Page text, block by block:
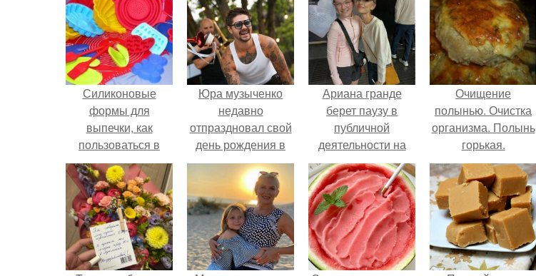
Силиконовые
формы для
выпечки, как
пользоваться в
духовке. 9 правил
использования
силиконовых
формам для
выпечки.
Юра музыченко
недавно
отпраздновал свой
день рождения в
кругу самых
близких и родных
людей.
Ариана гранде
берет паузу в
публичной
деятельности на
фоне слухов о
своем здоровье.
Очищение
полынью. Очистка
организма. Полынь
горькая.